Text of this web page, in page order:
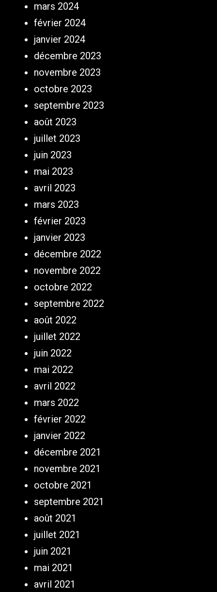
mars 2024
février 2024
janvier 2024
décembre 2023
novembre 2023
octobre 2023
septembre 2023
août 2023
juillet 2023
juin 2023
mai 2023
avril 2023
mars 2023
février 2023
janvier 2023
décembre 2022
novembre 2022
octobre 2022
septembre 2022
août 2022
juillet 2022
juin 2022
mai 2022
avril 2022
mars 2022
février 2022
janvier 2022
décembre 2021
novembre 2021
octobre 2021
septembre 2021
août 2021
juillet 2021
juin 2021
mai 2021
avril 2021